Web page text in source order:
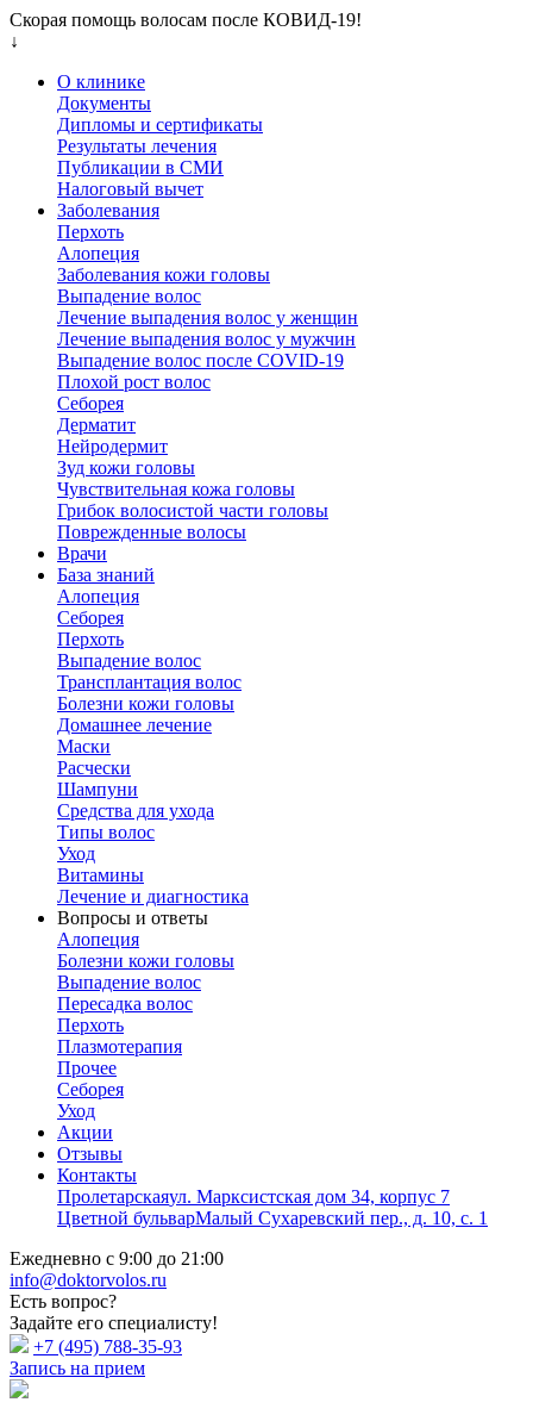
Скорая помощь волосам после КОВИД-19!
↓
О клинике
Документы
Дипломы и сертификаты
Результаты лечения
Публикации в СМИ
Налоговый вычет
Заболевания
Перхоть
Алопеция
Заболевания кожи головы
Выпадение волос
Лечение выпадения волос у женщин
Лечение выпадения волос у мужчин
Выпадение волос после COVID-19
Плохой рост волос
Cеборея
Дерматит
Нейродермит
Зуд кожи головы
Чувствительная кожа головы
Грибок волосистой части головы
Поврежденные волосы
Врачи
База знаний
Алопеция
Себорея
Перхоть
Выпадение волос
Трансплантация волос
Болезни кожи головы
Домашнее лечение
Маски
Расчески
Шампуни
Средства для ухода
Типы волос
Уход
Витамины
Лечение и диагностика
Вопросы и ответы
Алопеция
Болезни кожи головы
Выпадение волос
Пересадка волос
Перхоть
Плазмотерапия
Прочее
Себорея
Уход
Акции
Отзывы
Контакты
Пролетарскаяул. Марксистская дом 34, корпус 7
Цветной бульварМалый Сухаревский пер., д. 10, с. 1
Ежедневно с 9:00 до 21:00
info@doktorvolos.ru
Есть вопрос?
Задайте его специалисту!
+7 (495) 788-35-93
Запись на прием